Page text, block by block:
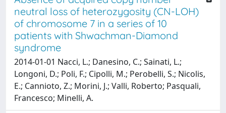
neutral loss of heterozygosity (CN-LOH)
of chromosome 7 in a series of 10
patients with Shwachman-Diamond
syndrome
2014-01-01 Nacci, L.; Danesino, C.; Sainati, L.;
Longoni, D.; Poli, F.; Cipolli, M.; Perobelli, S.; Nicolis,
E.; Cannioto, Z.; Morini, J.; Valli, Roberto; Pasquali,
Francesco; Minelli, A.